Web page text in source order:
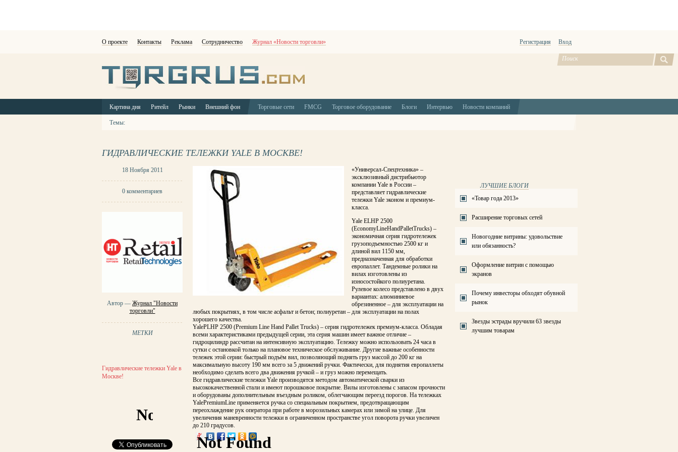
О проекте Контакты Реклама Сотрудничество Журнал «Новости торговли» Регистрация Вход
Картина дня Ритейл Рынки Внешний фон Торговые сети FMCG Торговое оборудование Блоги Интервью Новости компаний
Темы:
ГИДРАВЛИЧЕСКИЕ ТЕЛЕЖКИ YALE В МОСКВЕ!
18 Ноября 2011
0 комментариев
Автор — Журнал "Новости
торговли"
МЕТКИ
Гидравлические тележки Yale в
Москве!
«Универсал-Спецтехника» –
эксклюзивный дистрибьютор
компании Yale в России –
представляет гидравлические
тележки Yale эконом и премиум-
класса.
Yale ELHP 2500
(EconomyLineHandPalletTrucks) –
экономичная серия гидротележек
грузоподъемностью 2500 кг и
длиной вил 1150 мм,
предназначенная для обработки
европаллет. Тандемные ролики на
вилах изготовлены из
износостойкого полиуретана.
Рулевое колесо представлено в двух
вариантах: алюминиевое
обрезиненное – для эксплуатации на
любых покрытиях, в том числе асфальт и бетон; полиуретан – для эксплуатации на полах
хорошего качества.
YalePLHP 2500 (Premium Line Hand Pallet Trucks) – серия гидротележек премиум-класса. Обладая
всеми характеристиками предыдущей серии, эта серия машин имеет важное отличие –
гидроцилиндр рассчитан на интенсивную эксплуатацию. Тележку можно использовать 24 часа в
сутки с остановкой только на плановое техническое обслуживание. Другие важные особенности
тележек этой серии: быстрый подъём вил, позволяющий поднять груз массой до 200 кг на
максимальную высоту 190 мм всего за 5 движений ручки. Фактически, для поднятия европаллеты
необходимо сделать всего два движения ручкой – и груз можно перемещать.
Все гидравлические тележки Yale производятся методом автоматической сварки из
высококачественной стали и имеют порошковое покрытие. Вилы изготовлены с запасом прочности
и оборудованы дополнительным въездным роликом, облегчающим переезд порогов. На тележках
YalePremiumLine применяется ручка со специальным покрытием, предотвращающим
переохлаждение рук оператора при работе в морозильных камерах или зимой на улице. Для
увеличения маневренности тележки в ограниченном пространстве угол поворота ручки увеличен
до 210 градусов.
ЛУЧШИЕ БЛОГИ
«Товар года 2013»
Расширение торговых сетей
Новогодние витрины: удовольствие
или обязанность?
Оформление витрин с помощью
экранов
Почему инвесторы обходят обувной
рынок
Звезды эстрады вручили 63 звезды
лучшим товарам